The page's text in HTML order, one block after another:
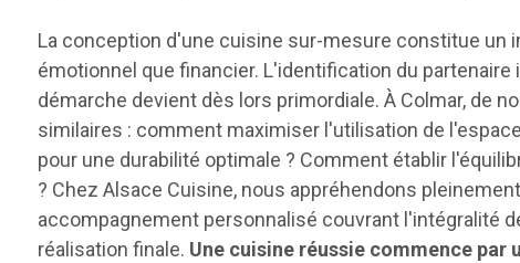
La conception d'une cuisine sur-mesure constitue un
émotionnel que financier. L'identification du
démarche devient dès lors primordiale. À Colmar, de
similaires : comment maximiser l'utilisation de
pour une durabilité optimale ? Comment établir
? Chez Alsace Cuisine, nous appréhendons
accompagnement personnalisé couvrant l'intégralité
réalisation finale. Une cuisine réussie commence